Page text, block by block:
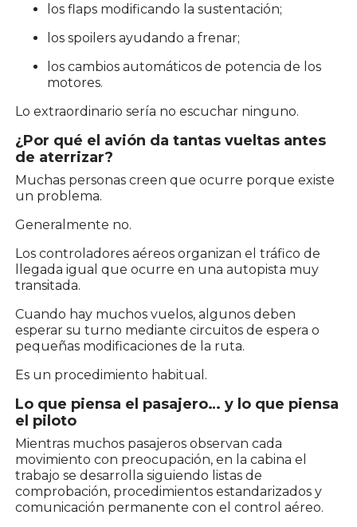
los flaps modificando la sustentación;
los spoilers ayudando a frenar;
los cambios automáticos de potencia de los
motores.
Lo extraordinario sería no escuchar ninguno.
¿Por qué el avión da tantas vueltas antes
de aterrizar?
Muchas personas creen que ocurre porque existe
un problema.
Generalmente no.
Los controladores aéreos organizan el tráfico de
llegada igual que ocurre en una autopista muy
transitada.
Cuando hay muchos vuelos, algunos deben
esperar su turno mediante circuitos de espera o
pequeñas modificaciones de la ruta.
Es un procedimiento habitual.
Lo que piensa el pasajero… y lo que piensa
el piloto
Mientras muchos pasajeros observan cada
movimiento con preocupación, en la cabina el
trabajo se desarrolla siguiendo listas de
comprobación, procedimientos estandarizados y
comunicación permanente con el control aéreo.